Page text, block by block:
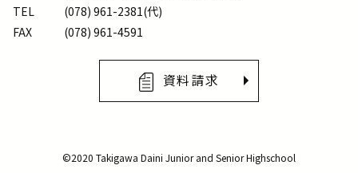
TEL
(078) 961-2381(代)
FAX
(078) 961-4591
資料請求
©2020 Takigawa Daini Junior and Senior Highschool